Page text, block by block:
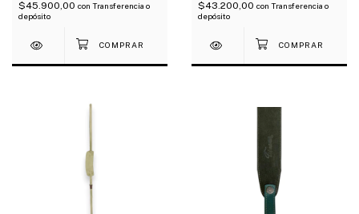
$45.900,00 con Transferencia o
depósito
$43.200,00 con Transferencia o
depósito